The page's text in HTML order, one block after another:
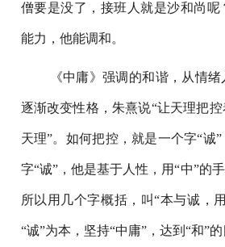
僧要是没了，接班人就是沙和尚呢
能力，他能调和。
《中庸》强调的和谐，从情
逐渐改变性格，朱熹说“让天理把
天理”。如何把控，就是一个字“诚
字“诚”，他是基于人性，用“中”的
所以用几个字概括，叫“本与诚，
“诚”为本，坚持“中庸”，达到“和”的